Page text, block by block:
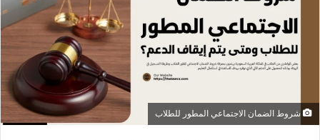
شروط الضمان الاجتماعي المطور للطلاب